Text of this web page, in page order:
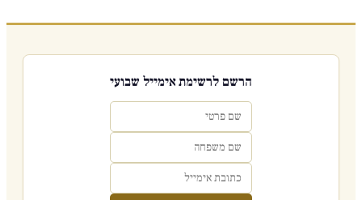
הרשם לרשימת אימייל שבועי